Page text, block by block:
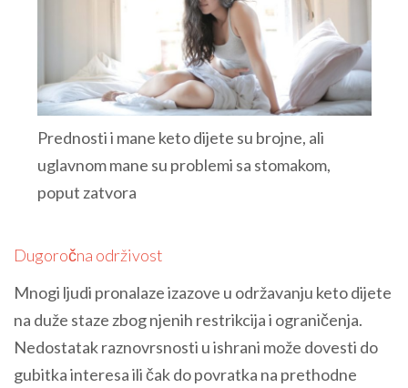
Prednosti i mane keto dijete su brojne, ali
uglavnom mane su problemi sa stomakom,
poput zatvora
Dugoročna održivost
Mnogi ljudi pronalaze izazove u održavanju keto dijete
na duže staze zbog njenih restrikcija i ograničenja.
Nedostatak raznovrsnosti u ishrani može dovesti do
gubitka interesa ili čak do povratka na prethodne